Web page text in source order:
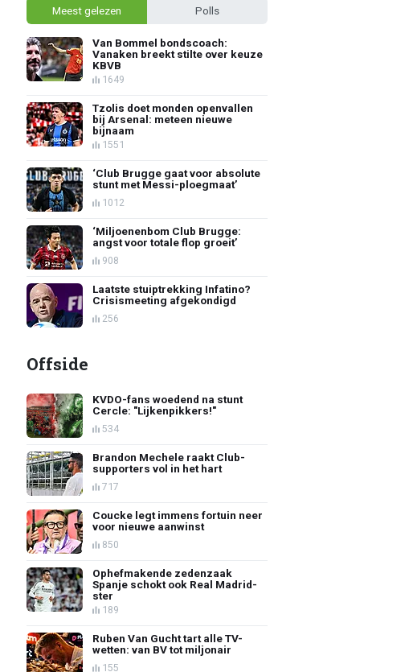
Meest gelezen Polls
Van Bommel bondscoach:
Vanaken breekt stilte over keuze
KBVB
1649
Tzolis doet monden openvallen
bij Arsenal: meteen nieuwe
bijnaam
1551
‘Club Brugge gaat voor absolute
stunt met Messi-ploegmaat’
1012
‘Miljoenenbom Club Brugge:
angst voor totale flop groeit’
908
Laatste stuiptrekking Infatino?
Crisismeeting afgekondigd
256
Offside
KVDO-fans woedend na stunt
Cercle: "Lijkenpikkers!"
534
Brandon Mechele raakt Club-
supporters vol in het hart
717
Coucke legt immens fortuin neer
voor nieuwe aanwinst
850
Ophefmakende zedenzaak
Spanje schokt ook Real Madrid-
ster
189
Ruben Van Gucht tart alle TV-
wetten: van BV tot miljonair
155